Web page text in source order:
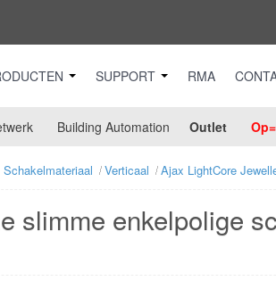
SUPPORT RMA
Building Automation Outlet
Verticaal Ajax LightCore
slimme enkelpolige